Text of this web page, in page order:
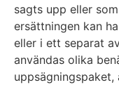
sagts upp eller
ersättningen kan
eller i ett separat
användas olika